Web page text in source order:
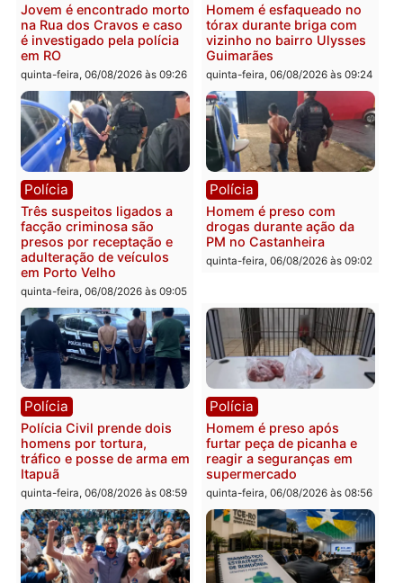
Política
Ministro Dias Tofolli , do
TSE, determina reabertura
e processamento da ação
que pode levar à perda do
mandato da prefeita de
Pimenta Bueno
quinta-feira, 06/08/2026 às 18:20
Polícia
Policiais militares
recuperam moto furtada
prendem trio na zona
Leste
quinta-feira, 06/08/2026 às
Polícia
Jovem é encontrado morto
na Rua dos Cravos e caso
é investigado pela polícia
em RO
quinta-feira, 06/08/2026 às 09:26
Polícia
Homem é esfaqueado no
tórax durante briga com
vizinho no bairro
Guimarães
quinta-feira, 06/08/2026 às